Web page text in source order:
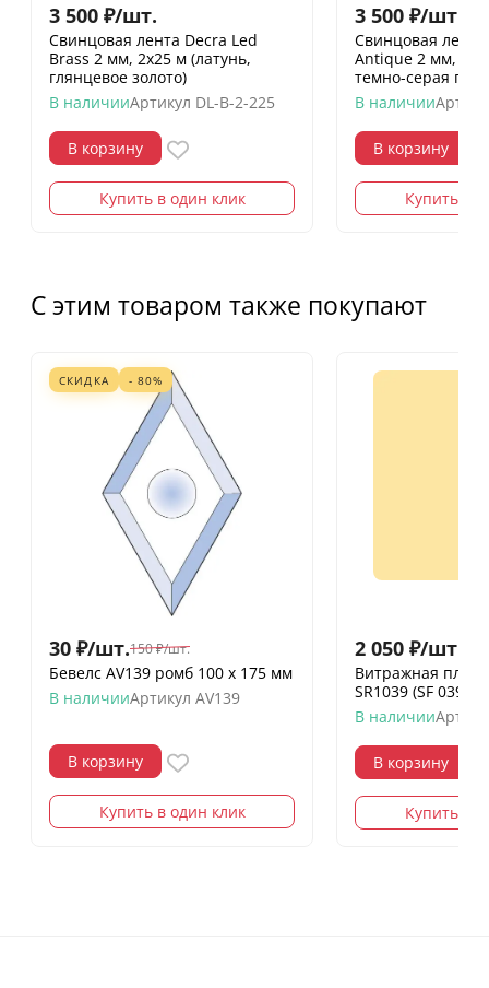
3 500 ₽/шт.
Свинцовая лента Decra Led
Brass 2 мм, 2х25 м (латунь,
глянцевое золото)
В наличииАртикул DL-B-2-225
В корзину
Купить в один клик
3 500 ₽/шт.
Свинцовая
Antique 2 мм,
темно-серая
В наличии
В корзину
Купить в
С этим товаром также покупают
СКИДКА - 80%
30 ₽/шт.150 ₽/шт.
Бевелс AV139 ромб 100 х 175 мм
В наличииАртикул AV139
В корзину
Купить в один клик
2 050 ₽/шт.
Витражная
SR1039 (SF 039)
В наличии
В корзину
Купить в